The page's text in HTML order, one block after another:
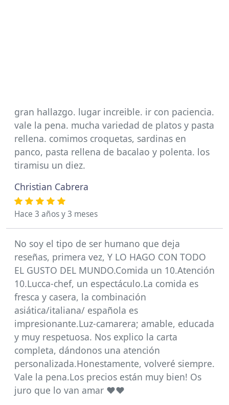
gran hallazgo. lugar increible. ir con paciencia.
vale la pena. mucha variedad de platos y pasta
rellena. comimos croquetas, sardinas en
panco, pasta rellena de bacalao y polenta. los
tiramisu un diez.
Christian Cabrera
Hace 3 años y 3 meses
No soy el tipo de ser humano que deja
reseñas, primera vez, Y LO HAGO CON TODO
EL GUSTO DEL MUNDO.Comida un 10.Atención
10.Lucca-chef, un espectáculo.La comida es
fresca y casera, la combinación
asiática/italiana/ española es
impresionante.Luz-camarera; amable, educada
y muy respetuosa. Nos explico la carta
completa, dándonos una atención
personalizada.Honestamente, volveré siempre.
Vale la pena.Los precios están muy bien! Os
juro que lo van amar ♥️♥️